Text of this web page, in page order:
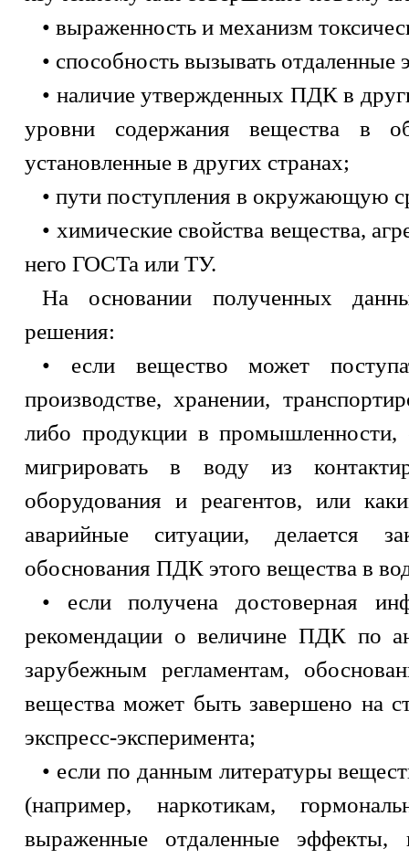
• выраженность и механизм
• способность вызывать отдаленные
• наличие утвержденных ПДК в
уровни содержания вещества в
установленные в других странах;
• пути поступления в окружающую
• химические свойства вещества,
него ГОСТа или ТУ.
На основании полученных
решения:
• если вещество может
производстве, хранении,
либо продукции в промышленности,
мигрировать в воду из
оборудования и реагентов, или
аварийные ситуации, делается
обоснования ПДК этого вещества в
• если получена достоверная
рекомендации о величине ПДК по
зарубежным регламентам,
вещества может быть завершено на
экспресс-эксперимента;
• если по данным литературы
(например, наркотикам,
выраженные отдаленные эффекты,